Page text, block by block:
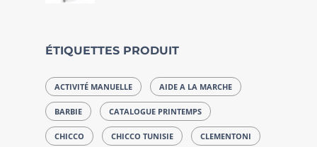
ÉTIQUETTES PRODUIT
ACTIVITÉ MANUELLE AIDE A LA MARCHE
BARBIE CATALOGUE PRINTEMPS
CHICCO CHICCO TUNISIE CLEMENTONI